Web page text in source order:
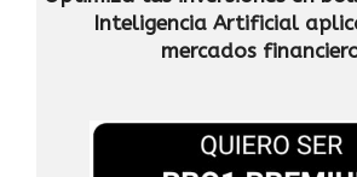
Inteligencia Artificial
mercados